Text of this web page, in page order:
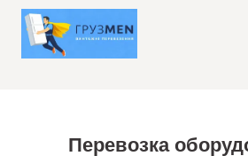
Перевозка